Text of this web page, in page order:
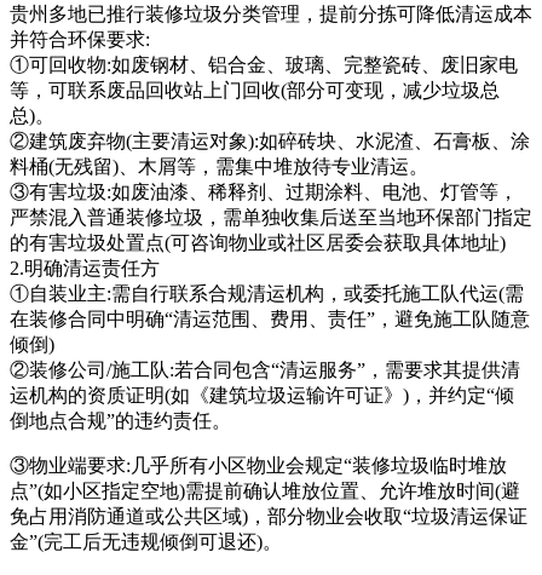
贵州多地已推行装修垃圾分类管理，提前分拣可降低清运成本
并符合环保要求:
①可回收物:如废钢材、铝合金、玻璃、完整瓷砖、废旧家电
等，可联系废品回收站上门回收(部分可变现，减少垃圾总
总)。
②建筑废弃物(主要清运对象):如碎砖块、水泥渣、石膏板、涂
料桶(无残留)、木屑等，需集中堆放待专业清运。
③有害垃圾:如废油漆、稀释剂、过期涂料、电池、灯管等，
严禁混入普通装修垃圾，需单独收集后送至当地环保部门指定
的有害垃圾处置点(可咨询物业或社区居委会获取具体地址)
2.明确清运责任方
①自装业主:需自行联系合规清运机构，或委托施工队代运(需
在装修合同中明确“清运范围、费用、责任”，避免施工队随意
倾倒)
②装修公司/施工队:若合同包含“清运服务”，需要求其提供清
运机构的资质证明(如《建筑垃圾运输许可证》)，并约定“倾
倒地点合规”的违约责任。
③物业端要求:几乎所有小区物业会规定“装修垃圾临时堆放
点”(如小区指定空地)需提前确认堆放位置、允许堆放时间(避
免占用消防通道或公共区域)，部分物业会收取“垃圾清运保证
金”(完工后无违规倾倒可退还)。